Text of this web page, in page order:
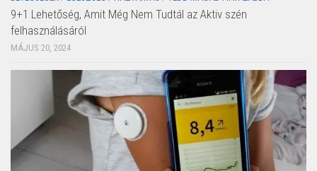
9+1 Lehetőség, Amit Még Nem Tudtál az Aktiv szén
felhasználásáról
MÁJUS 20, 2024